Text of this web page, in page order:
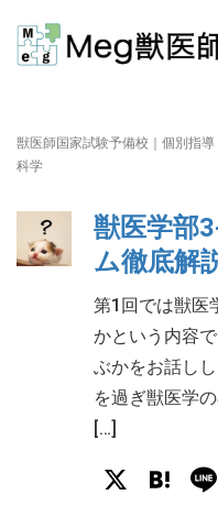
獣医師国家試験予備校｜個別指
科学
獣医学部
ム徹底解
第1回では獣医
かという内容
ぶかをお話し
を過ぎ獣医学
[…]
X